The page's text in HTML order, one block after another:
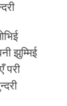
झुम्मिई
परी